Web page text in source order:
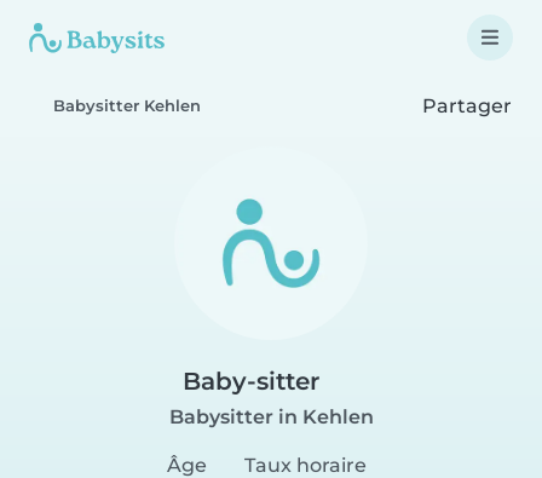
Babysitter Kehlen Partager
Baby-sitter
Babysitter in Kehlen
Âge
Taux horaire